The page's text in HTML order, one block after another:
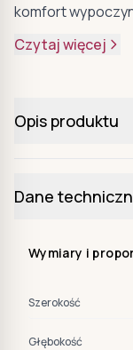
komfort
Czytaj więcej
Opis produktu
Dane
Wymiary i
Szerokość
Głębokość